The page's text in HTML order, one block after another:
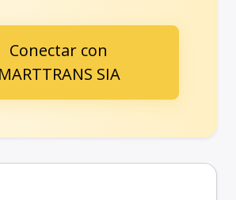
Conectar con
MARTTRANS SIA